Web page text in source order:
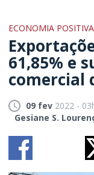
ECONOMIA POSITIVA
61,85% e
comercial
09 fev 2022 -
Gesiane S.